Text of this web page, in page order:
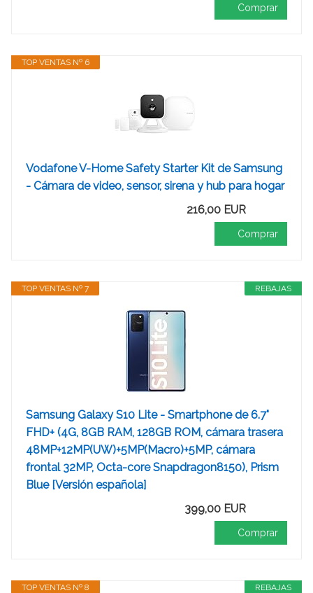
Comprar
TOP VENTAS Nº 6
Vodafone V-Home Safety Starter Kit de Samsung
- Cámara de video, sensor, sirena y hub para hogar
216,00 EUR
Comprar
REBAJAS
TOP VENTAS Nº 7
Samsung Galaxy S10 Lite - Smartphone de 6.7"
FHD+ (4G, 8GB RAM, 128GB ROM, cámara trasera
48MP+12MP(UW)+5MP(Macro)+5MP, cámara
frontal 32MP, Octa-core Snapdragon8150), Prism
Blue [Versión española]
399,00 EUR
Comprar
REBAJAS
TOP VENTAS Nº 8